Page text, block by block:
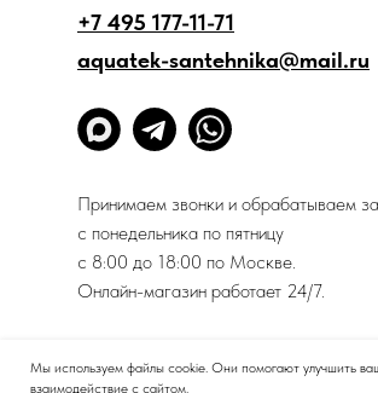
Мы используем файлы cookie. Они помогают улучшить
взаимодействие с сайтом.
Политика конфиденциальности
+7 495 177-11-71
aquatek-santehnika@mail.ru
Принимаем звонки и обрабатываем
с понедельника по пятницу
с 8:00 до 18:00 по Москве.
Онлайн-магазин работает 24/7.